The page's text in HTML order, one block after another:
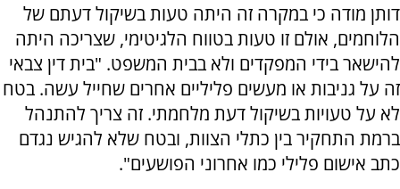
דותן מודה כי במקרה זה היתה טעות בשיקול דעתם של
הלוחמים, אולם זו טעות בטווח הלגיטימי, שצריכה היתה
להישאר בידי המפקדים ולא בבית המשפט. "בית דין צבאי
זה על גניבות או מעשים פליליים אחרים שחייל עשה. בטח
לא על טעויות בשיקול דעת מלחמתי. זה צריך להתנהל
ברמת התחקיר בין כתלי הצוות, ובטח שלא להגיש נגדם
כתב אישום פלילי כמו אחרוני הפושעים".